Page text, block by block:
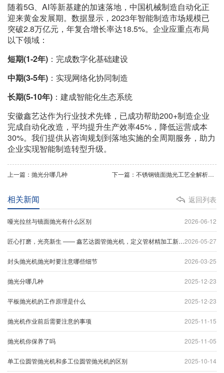
随着5G、AI等新基建的加速落地，中国机械制造自动化正
迎来黄金发展期。数据显示，2023年智能制造市场规模已
突破2.8万亿元，年复合增长率达18.5%。企业应重点布局
以下领域：
短期(1-2年) ：完成数字化基础建设
中期(3-5年) ：实现网络化协同制造
长期(5-10年) ：建成智能化生态系统
安徽鑫艺达作为行业技术先锋，已成功帮助200+制造企业
完成自动化改造，平均提升生产效率45%，降低运营成本
30%。我们提供从咨询规划到落地实施的全周期服务，助力
企业实现智能制造转型升级。
上一篇：抛光分哪几种 下一篇：不锈钢镜面抛光工艺全解析：专业级表面处理技术指南
返回列表
相关新闻
2026-06-12
哑光拉丝与镜面抛光有什么区别
2026-05-27
匠心打磨，光亮新生 —— 鑫艺达圆管抛光机，定义管材精加工新标杆
2026-03-25
封头抛光机抛光时要注意哪些细节
2025-12-23
抛光分哪几种
2025-12-23
平板抛光机的工作原理是什么
2025-11-15
抛光机作业前后需要注意的事项
2025-11-05
抛光机你保养了吗
2025-10-14
单工位圆管抛光机和多工位圆管抛光机的区别